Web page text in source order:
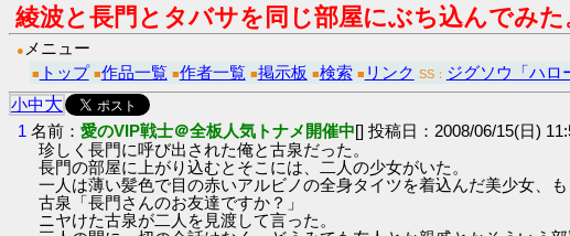
綾波と長門とタバサを同じ部屋にぶち込んでみた
● メニュー
■ トップ ■作品一覧 ■作者一覧 ■掲示板 ■検索 ■ リンク SS： ジグソウ「ハロ
小中大
1 名前：愛のVIP戦士＠全板人気トナメ開催中[] 投稿日：2008/06/15(日)
珍しく長門に呼び出された俺と古泉だった。
長門の部屋に上がり込むとそこには、二人の少女がいた。
一人は薄い髪色で目の赤いアルビノの全身タイツを着込んだ美少女、
古泉「長門さんのお友達ですか？」
ニヤけた古泉が二人を見渡して言った。